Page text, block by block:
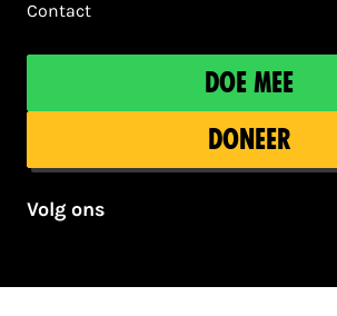
Contact
Doe mee
Doneer
Volg ons